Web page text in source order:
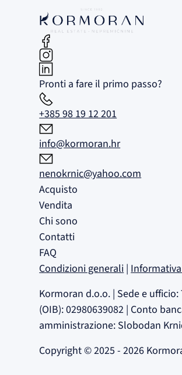
Pronti a fare il primo passo?
+385 98 19 12 201
info@kormoran.hr
nenokrnic@yahoo.com
Acquisto
Vendita
Chi sono
Contatti
FAQ
Condizioni generali |
Kormoran d.o.o. | Sede e
(OIB): 02980639082 | Conto
amministrazione: Slobodan
Copyright © 2025 - 2026